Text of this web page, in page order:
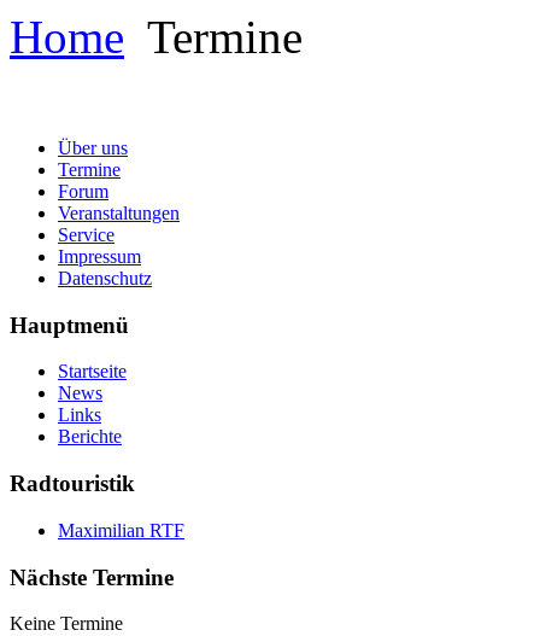
Home Termine
Über uns
Termine
Forum
Veranstaltungen
Service
Impressum
Datenschutz
Hauptmenü
Startseite
News
Links
Berichte
Radtouristik
Maximilian RTF
Nächste Termine
Keine Termine